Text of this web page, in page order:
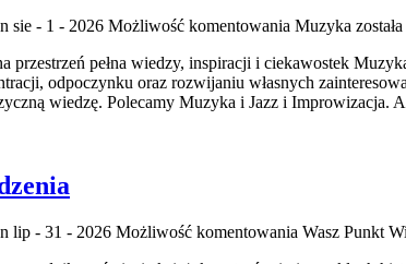
sie - 1 - 2026 Możliwość komentowania Muzyka
przestrzeń pełna wiedzy, inspiracji i ciekawostek
odpoczynku oraz rozwijaniu własnych
wiedzę. Polecamy Muzyka i Jazz i
lip - 31 - 2026 Możliwość komentowania Wasz Punkt